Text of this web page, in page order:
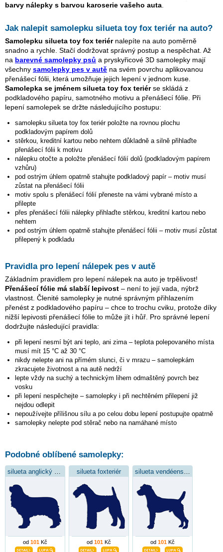
barvy nálepky s barvou karoserie vašeho auta
Jak nalepit samolepku silueta toy fox teriér na auto?
Samolepku silueta toy fox teriérnalepíte na auto poměrně
snadno a rychle. Stačí dodržovat správný postup a nespěchat. Až
na barevné samolepky psů a pryskyřicové 3D samolepky mají
všechny samolepky pes v autě na svém povrchu aplikovanou
přenášecí fólii, která umožňuje jejich lepení v jednom kuse.
Samolepka se jménem silueta toy fox teriérse skládá z
podkladového papíru, samotného motivu a přenášecí fólie. Při
lepení samolepek se držte následujícího postupu:
samolepku silueta toy fox teriérpoložte na rovnou plochu
podkladovým papírem dolů
stěrkou, kreditní kartou nebo nehtem důkladně a silně přihlaďte
přenášecí fólii k motivu
nálepku otočte a položte přenášecí fólií dolů (podkladovým papírem
vzhůru)
pod ostrým úhlem opatrně stahujte podkladový papír – motiv musí
zůstat na přenášecí fólii
motiv spolu s přenášecí fólií přeneste na vámi vybrané místo a
přilepte
přes přenášecí fólii nálepky přihlaďte stěrkou, kreditní kartou nebo
nehtem
pod ostrým úhlem opatrně stahujte přenášecí fólii – motiv musí zůstat
přilepený k podkladu
Pravidla pro lepení nálepek pes v autě
Základním pravidlem pro lepení nálepek na auto je trpělivost!
Přenášecí fólie má slabší lepivost – není to její vada, nýbrž
vlastnost. Členité samolepky je nutné správným přihlazením
přenést z podkladového papíru – chce to trochu cviku, protože díky
nižší lepivosti přenášecí fólie to může jít i hůř. Pro správné lepení
dodržujte následující pravidla:
při lepení nesmí být ani teplo, ani zima – teplota polepovaného místa
musí mít 15 °C až 30 °C
nikdy nelepte ani na přímém slunci, či v mrazu – samolepkám
zkracujete životnost a na autě nedrží
lepte vždy na suchý a technickým lihem odmaštěný povrch bez
vosku
při lepení nespěchejte – samolepky i při nechtěném přilepení již
nejdou odlepit
nepoužívejte přílišnou sílu a po celou dobu lepení postupujte opatrně
samolepky nelepte pod stěrač nebo na namáhané místo
Podobné oblíbené samolepky:
od 101 Kč
silueta foxteriér
od 101 Kč od 101 Kč